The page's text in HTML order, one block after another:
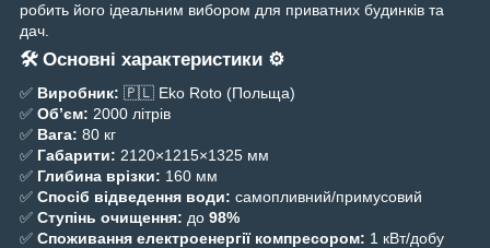
робить його ідеальним вибором для приватних будинків та
дач.
🛠 Основні характеристики ⚙️
✅ Виробник: 🇵🇱 Eko Roto (Польща)
✅ Об’єм: 2000 літрів
✅ Вага: 80 кг
✅ Габарити: 2120×1215×1325 мм
✅ Глибина врізки: 160 мм
✅ Спосіб відведення води: самопливний/примусовий
✅ Ступінь очищення: до 98%
✅ Споживання електроенергії компресором: 1 кВт/добу